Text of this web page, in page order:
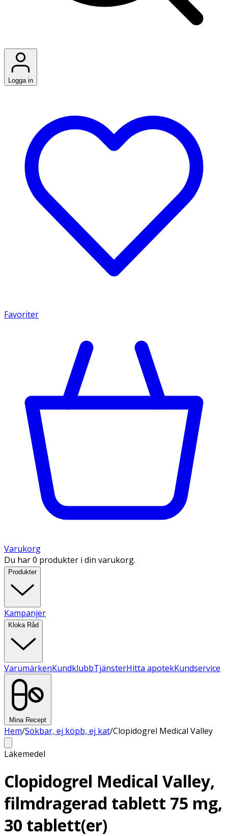
Logga in
Favoriter
Varukorg
Du har 0 produkter i din varukorg.
Produkter
Kampanjer
Kloka Råd
VarumärkenKundklubbTjänsterHitta apotekKundservice
Mina Recept
Hem/Sökbar, ej köpb, ej kat/Clopidogrel Medical Valley
Läkemedel
Clopidogrel Medical Valley,
filmdragerad tablett 75 mg,
30 tablett(er)